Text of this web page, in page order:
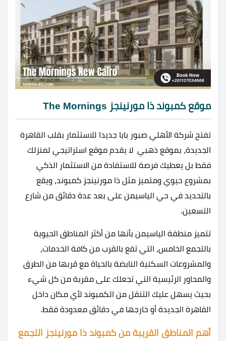
موقع كمبوند ذا مورنينجز The Mornings
تفتح شركة الأهلي صبور بابا جديدا للاستثمار بقلب القاهرة
الجديدة، بموقع ذهبي لا يقدم موقع استراتيجي لمنزلك
فقط بل يعطيك فرصة للاستفادة من الاستثمار الذكي
بمشروع حيوي ومتميز مثل ذا مورنينجز كمبوند، ويقع
بالتحديد في حي الياسيمن على بعد عدة دقائق من شارع
التسعين.
تتميز منطقة الياسيمن بأنها من أكثر المناطق الحيوية
بالتجمع الخامس، التي تقع بالقرب من كافة الخدمات،
والمشروعات السكنية النابضة بالحياة مع قربها من الطرق
والمحاور الرئيسية التي تجعلك على مقربة من كل شيء
بحيث يسهل عليك التنقل من الكمبوند لأي مكان داخل
القاهرة الجديدة أو خارجها في دقائق معدودة فقط.
أهم المناطق القريبة من كمبوند ذا مورنينجز التجمع